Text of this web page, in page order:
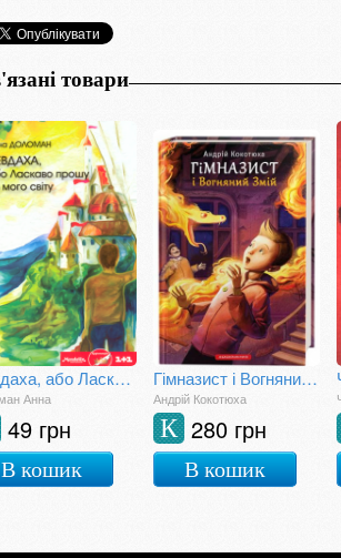
товари
Невдаха, або Ласкаво прошу до мого світу
Анна
49 грн
В кошик
Гімназист і Вогняний Змій
Андрій Кокотюха
280 грн
К
В кошик